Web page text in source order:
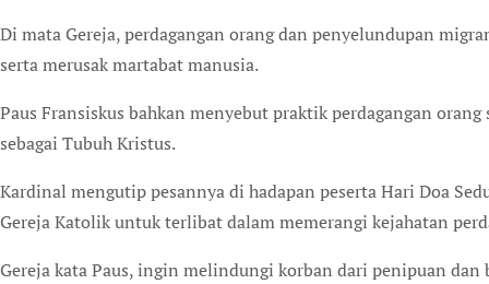
Di mata Gereja, perdagangan orang dan penyelundupan
serta merusak martabat manusia.
Paus Fransiskus bahkan menyebut praktik perdagangan
sebagai Tubuh Kristus.
Kardinal mengutip pesannya di hadapan peserta Hari Doa
Gereja Katolik untuk terlibat dalam memerangi kejahatan
Gereja kata Paus, ingin melindungi korban dari penipuan